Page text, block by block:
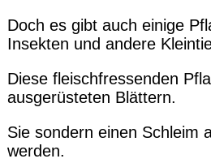
Doch es gibt auch einige
Insekten und andere
Diese fleischfressenden
ausgerüsteten Blättern.
Sie sondern einen Schleim
werden.